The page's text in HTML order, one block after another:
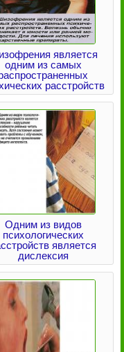
является
одним из самых
расстройств
Одним из видов
психологических
является
дислексия